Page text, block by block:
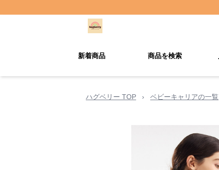
新着商品 商品を検索
ハグベリー TOP › ベビーキャリアの一覧